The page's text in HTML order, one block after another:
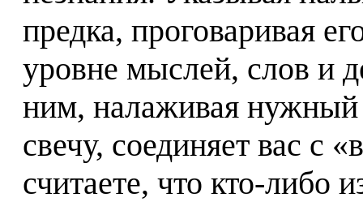
предка, проговаривая
уровне мыслей, слов и
ним, налаживая нужный
свечу, соединяет вас с
считаете, что кто-либо